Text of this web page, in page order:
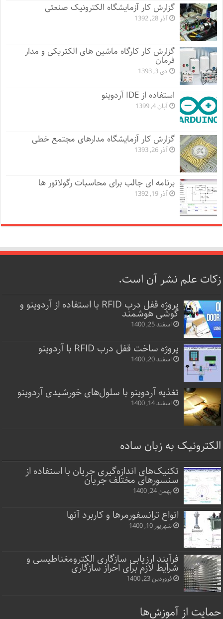
گزارش کار آزمایشگاه الکترونیک صنعتی
آذر 28, 1392
گزارش کار کارگاه ماشین های الکتریکی و مدار
فرمان
دی 3, 1393
استفاده از IDE آردوینو
آبان 4, 1399
گزارش کار آزمایشگاه مدارهای مجتمع خطی
آذر 26, 1393
برنامه ای جالب برای محاسبات رگولاتور ها
آذر 19, 1392
زکات علم نشر آن است.
پروژه قفل‌ درب RFID با استفاده از آردوینو و
گوشی هوشمند
اسفند 25, 1400
پروژه ساخت قفل‌ درب RFID با آردوینو
اسفند 20, 1400
تغذیه آردوینو با سلول‌های خورشیدی آردوینو
اسفند 14, 1400
الکترونیک به زبان ساده
تکنیک‌های اندازه‌گیری جریان با استفاده از
سنسورهای مختلف جریان
بهمن 24, 1400
انواع ترانسفورمرها و کاربرد آنها
شهریور 10, 1400
فرآیند ارزیابی سازگاری الکترومغناطیسی و
شرایط لازم برای احراز سازگاری
فروردین 23, 1400
حمایت از آموزش‌ها